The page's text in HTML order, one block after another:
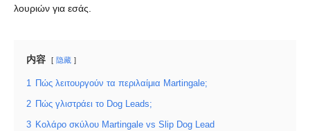
λουριών για εσάς.
内容 隐藏
1 Πώς λειτουργούν τα περιλαίμια Martingale;
2 Πώς γλιστράει το Dog Leads;
3 Κολάρο σκύλου Martingale vs Slip Dog Lead